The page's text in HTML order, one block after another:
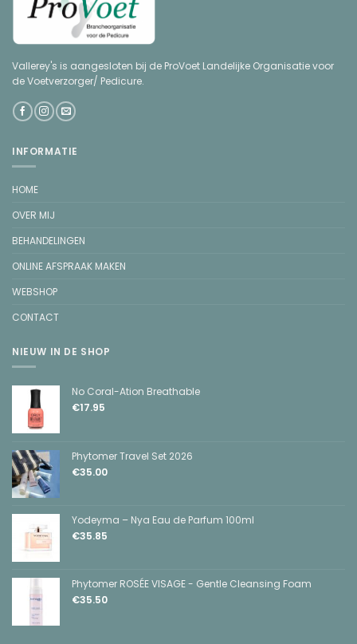
Vallerey's is aangesloten bij de ProVoet Landelijke Organisatie voor
de Voetverzorger/ Pedicure.
INFORMATIE
HOME
OVER MIJ
BEHANDELINGEN
ONLINE AFSPRAAK MAKEN
WEBSHOP
CONTACT
NIEUW IN DE SHOP
No Coral-Ation Breathable
€17.95
Phytomer Travel Set 2026
€35.00
Yodeyma – Nya Eau de Parfum 100ml
€35.85
Phytomer ROSÉE VISAGE - Gentle Cleansing Foam
€35.50